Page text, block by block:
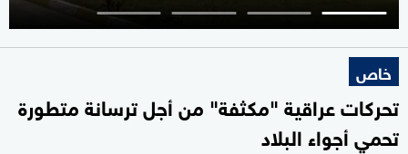
خاص
تحركات عراقية "مكثفة" من أجل ترسانة متطورة
تحمي أجواء البلاد